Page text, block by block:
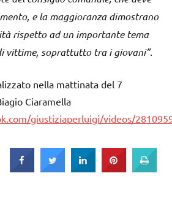
e la maggioranza dimostrano
rispetto ad un importante tema
vittime, soprattutto tra i giovani”.
nella mattinata del 7
Ciaramella
giustiziaperluigi/videos/